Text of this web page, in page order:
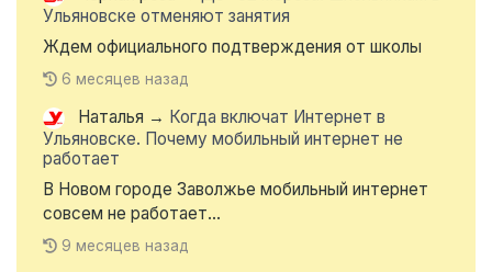
Ульяновске отменяют занятия
Ждем официального подтверждения от школы
6 месяцев назад
Наталья → Когда включат Интернет в
Ульяновске. Почему мобильный интернет не
работает
В Новом городе Заволжье мобильный интернет
совсем не работает...
9 месяцев назад